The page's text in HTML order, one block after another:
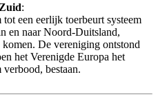
:
een eerlijk toerbeurt systeem
en naar Noord-Duitsland,
De vereniging ontstond
het Verenigde Europa het
verbood, bestaan.